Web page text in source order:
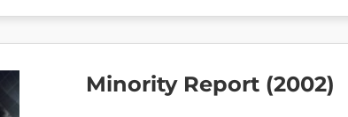
Minority Report (2002)